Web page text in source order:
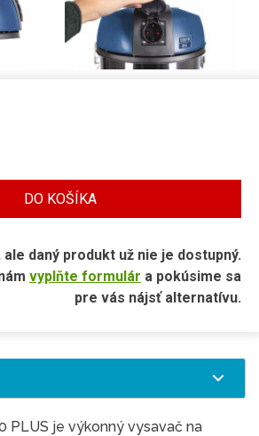
DO KOŠÍKA
daný produkt už nie je dostupný.
vyplňte formulár a pokúsime sa
pre vás nájsť alternatívu.
PLUS je výkonný vysavač na